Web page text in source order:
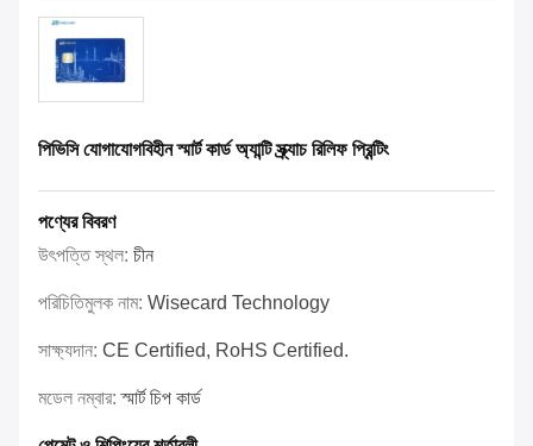
পিভিসি যোগাযোগবিহীন স্মার্ট কার্ড অ্যান্টি স্ক্র্যাচ রিলিফ প্রিন্টিং
পণ্যের বিবরণ
উৎপত্তি স্থল: চীন
পরিচিতিমুলক নাম: Wisecard Technology
সাক্ষ্যদান: CE Certified, RoHS Certified.
মডেল নম্বার:স্মার্ট চিপ কার্ড